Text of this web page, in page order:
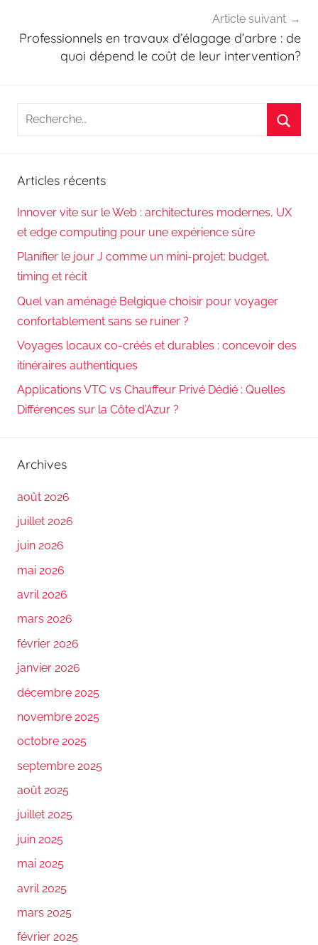
Article suivant
Professionnels en travaux d’élagage d’arbre : de
quoi dépend le coût de leur intervention?
Recherche
Articles récents
Innover vite sur le Web : architectures modernes, UX
et edge computing pour une expérience sûre
Planifier le jour J comme un mini-projet: budget,
timing et récit
Quel van aménagé Belgique choisir pour voyager
confortablement sans se ruiner ?
Voyages locaux co-créés et durables : concevoir des
itinéraires authentiques
Applications VTC vs Chauffeur Privé Dédié : Quelles
Différences sur la Côte d’Azur ?
Archives
août 2026
juillet 2026
juin 2026
mai 2026
avril 2026
mars 2026
février 2026
janvier 2026
décembre 2025
novembre 2025
octobre 2025
septembre 2025
août 2025
juillet 2025
juin 2025
mai 2025
avril 2025
mars 2025
février 2025